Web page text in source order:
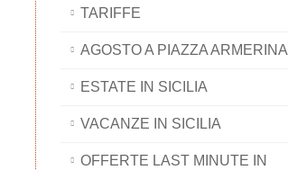
TARIFFE
AGOSTO A PIAZZA ARMERINA
ESTATE IN SICILIA
VACANZE IN SICILIA
OFFERTE LAST MINUTE IN